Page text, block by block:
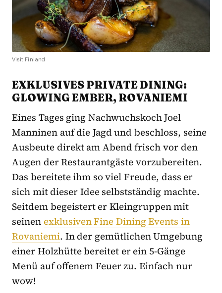
Visit Finland
EXKLUSIVES PRIVATE DINING:
GLOWING EMBER, ROVANIEMI
Eines Tages ging Nachwuchskoch Joel
Manninen auf die Jagd und beschloss, seine
Ausbeute direkt am Abend frisch vor den
Augen der Restaurantgäste vorzubereiten.
Das bereitete ihm so viel Freude, dass er
sich mit dieser Idee selbstständig machte.
Seitdem begeistert er Kleingruppen mit
seinen exklusiven Fine Dining Events in
Rovaniemi. In der gemütlichen Umgebung
einer Holzhütte bereitet er ein 5-Gänge
Menü auf offenem Feuer zu. Einfach nur
wow!